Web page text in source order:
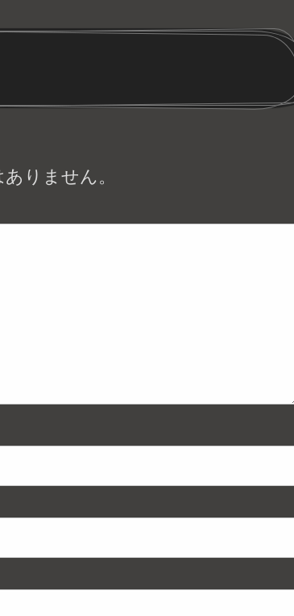
りません。